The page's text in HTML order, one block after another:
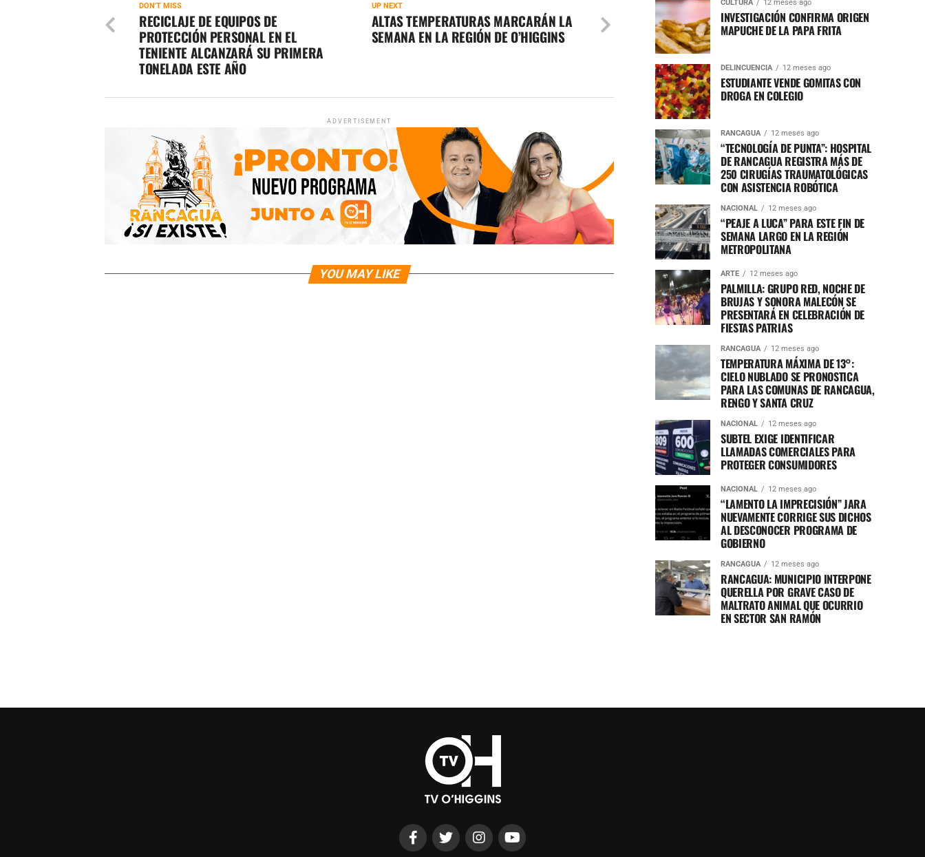
UP NEXT
ALTAS TEMPERATURAS MARCARÁN LA
SEMANA EN LA REGIÓN DE O’HIGGINS
DON'T MISS
RECICLAJE DE EQUIPOS DE
PROTECCIÓN PERSONAL EN EL
TENIENTE ALCANZARÁ SU PRIMERA
TONELADA ESTE AÑO
ADVERTISEMENT
YOU MAY LIKE
CULTURA 12 meses ago
INVESTIGACIÓN CONFIRMA ORIGEN
MAPUCHE DE LA PAPA FRITA
DELINCUENCIA 12 meses ago
ESTUDIANTE VENDE GOMITAS CON
DROGA EN COLEGIO
RANCAGUA 12 meses ago
“TECNOLOGÍA DE PUNTA”: HOSPITAL
DE RANCAGUA REGISTRA MÁS DE
250 CIRUGÍAS TRAUMATOLÓGICAS
CON ASISTENCIA ROBÓTICA
NACIONAL 12 meses ago
“PEAJE A LUCA” PARA ESTE FIN DE
SEMANA LARGO EN LA REGIÓN
METROPOLITANA
ARTE 12 meses ago
PALMILLA: GRUPO RED, NOCHE DE
BRUJAS Y SONORA MALECÓN SE
PRESENTARÁ EN CELEBRACIÓN DE
FIESTAS PATRIAS
RANCAGUA 12 meses ago
TEMPERATURA MÁXIMA DE 13°:
CIELO NUBLADO SE PRONOSTICA
PARA LAS COMUNAS DE RANCAGUA,
RENGO Y SANTA CRUZ
NACIONAL 12 meses ago
SUBTEL EXIGE IDENTIFICAR
LLAMADAS COMERCIALES PARA
PROTEGER CONSUMIDORES
NACIONAL 12 meses ago
“LAMENTO LA IMPRECISIÓN” JARA
NUEVAMENTE CORRIGE SUS DICHOS
AL DESCONOCER PROGRAMA DE
GOBIERNO
RANCAGUA 12 meses ago
RANCAGUA: MUNICIPIO INTERPONE
QUERELLA POR GRAVE CASO DE
MALTRATO ANIMAL QUE OCURRIO
EN SECTOR SAN RAMÓN